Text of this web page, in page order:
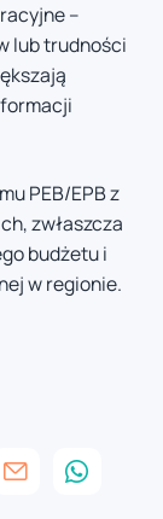
–
lub trudności
PEB/EPB z
zwłaszcza
budżetu i
w regionie.